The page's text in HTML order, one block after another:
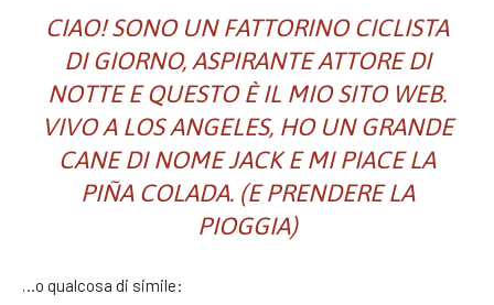
CIAO! SONO UN FATTORINO CICLISTA
DI GIORNO, ASPIRANTE ATTORE DI
NOTTE E QUESTO È IL MIO SITO WEB.
VIVO A LOS ANGELES, HO UN GRANDE
CANE DI NOME JACK E MI PIACE LA
PIÑA COLADA. (E PRENDERE LA
PIOGGIA)
…o qualcosa di simile: